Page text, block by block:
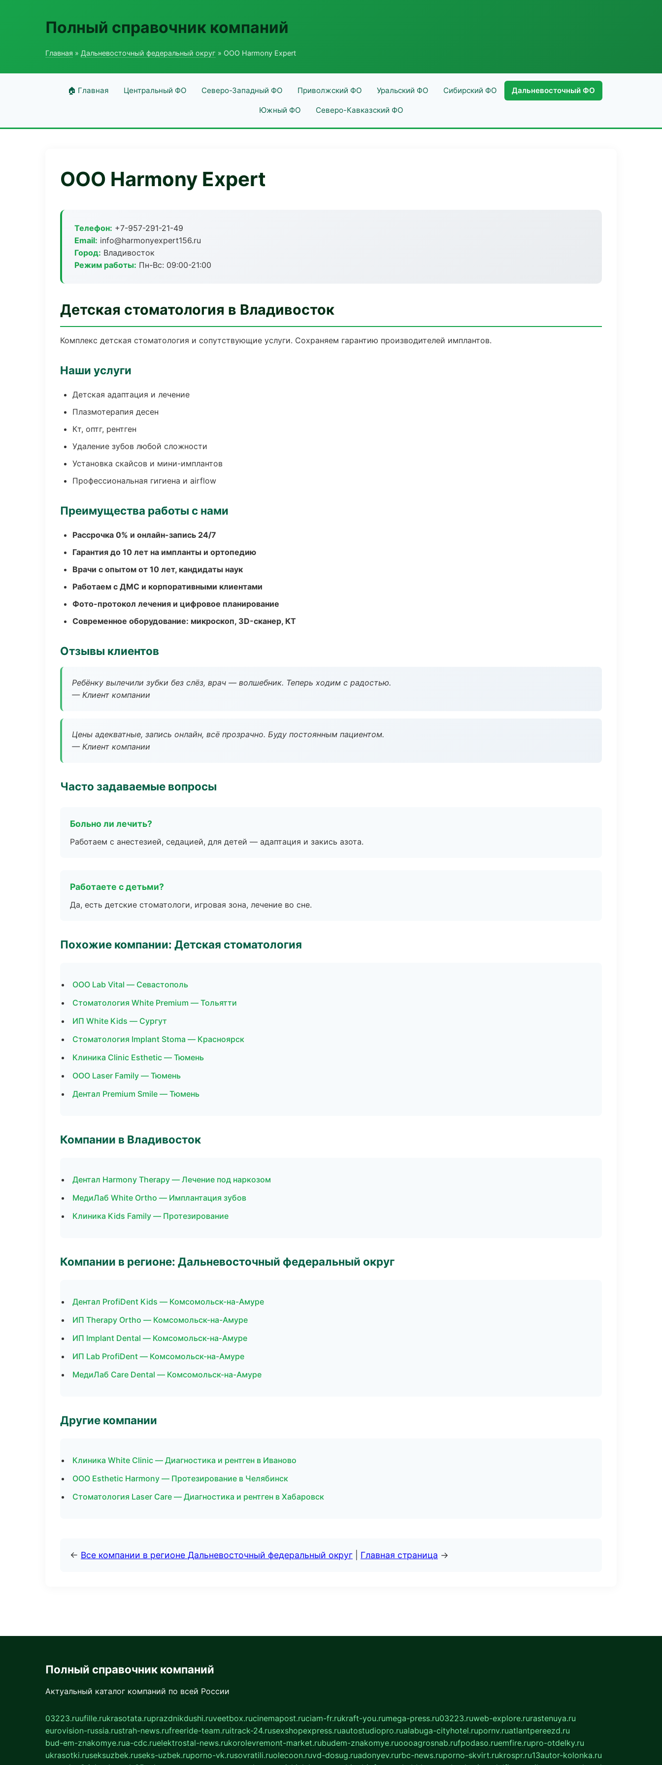
Полный справочник компаний
Главная » Дальневосточный федеральный округ » ООО Harmony Expert
🏠 Главная Центральный ФО Северо-Западный ФО Приволжский ФО Уральский ФО Сибирский ФО Дальневосточный ФО
Южный ФО Северо-Кавказский ФО
ООО Harmony Expert
Телефон: +7-957-291-21-49
Email: info@harmonyexpert156.ru
Город: Владивосток
Режим работы: Пн-Вс: 09:00-21:00
Детская стоматология в Владивосток
Комплекс детская стоматология и сопутствующие услуги. Сохраняем гарантию производителей имплантов.
Наши услуги
Детская адаптация и лечение
Плазмотерапия десен
Кт, оптг, рентген
Удаление зубов любой сложности
Установка скайсов и мини-имплантов
Профессиональная гигиена и airflow
Преимущества работы с нами
Рассрочка 0% и онлайн-запись 24/7
Гарантия до 10 лет на импланты и ортопедию
Врачи с опытом от 10 лет, кандидаты наук
Работаем с ДМС и корпоративными клиентами
Фото-протокол лечения и цифровое планирование
Современное оборудование: микроскоп, 3D-сканер, КТ
Отзывы клиентов
Ребёнку вылечили зубки без слёз, врач — волшебник. Теперь ходим с радостью.
— Клиент компании
Цены адекватные, запись онлайн, всё прозрачно. Буду постоянным пациентом.
— Клиент компании
Часто задаваемые вопросы
Больно ли лечить?
Работаем с анестезией, седацией, для детей — адаптация и закись азота.
Работаете с детьми?
Да, есть детские стоматологи, игровая зона, лечение во сне.
Похожие компании: Детская стоматология
ООО Lab Vital — Севастополь
Стоматология White Premium — Тольятти
ИП White Kids — Сургут
Стоматология Implant Stoma — Красноярск
Клиника Clinic Esthetic — Тюмень
ООО Laser Family — Тюмень
Дентал Premium Smile — Тюмень
Компании в Владивосток
Дентал Harmony Therapy — Лечение под наркозом
МедиЛаб White Ortho — Имплантация зубов
Клиника Kids Family — Протезирование
Компании в регионе: Дальневосточный федеральный округ
Дентал ProfiDent Kids — Комсомольск-на-Амуре
ИП Therapy Ortho — Комсомольск-на-Амуре
ИП Implant Dental — Комсомольск-на-Амуре
ИП Lab ProfiDent — Комсомольск-на-Амуре
МедиЛаб Care Dental — Комсомольск-на-Амуре
Другие компании
Клиника White Clinic — Диагностика и рентген в Иваново
ООО Esthetic Harmony — Протезирование в Челябинск
Стоматология Laser Care — Диагностика и рентген в Хабаровск
← Все компании в регионе Дальневосточный федеральный округ Главная страница →
Полный справочник компаний
Актуальный каталог компаний по всей России
03223.ruufille.rukrasotata.ruprazdnikdushi.ruveetbox.rucinemapost.ruciam-fr.rukraft-you.rumega-press.ru03223.ruweb-explore.rurastenuya.ru
eurovision-russia.rustrah-news.rufreeride-team.ruitrack-24.rusexshopexpress.ruautostudiopro.rualabuga-cityhotel.rupornv.ruatlantpereezd.ru
bud-em-znakomye.rua-cdc.ruelektrostal-news.rukorolevremont-market.rubudem-znakomye.ruoooagrosnab.rufpodaso.ruemfire.rupro-otdelky.ru
ukrasotki.ruseksuzbek.ruseks-uzbek.ruporno-vk.rusovratili.ruolecoon.ruvd-dosug.ruadonyev.rurbc-news.ruporno-skvirt.rukrospr.ru13autor-kolonka.ru